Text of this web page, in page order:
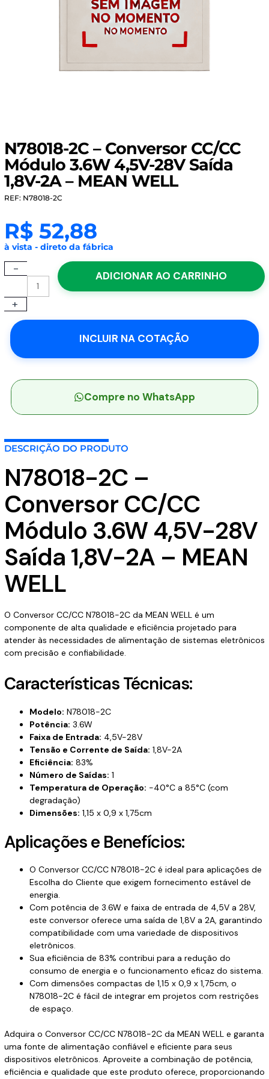
N78018-2C – Conversor CC/CC
Módulo 3.6W 4,5V-28V Saída
1,8V-2A – MEAN WELL
REF: N78018-2C
R$52,88
à vista - direto da fábrica
-
N78018-
Conversor
CC/CC
Módulo
3.6W
4,5V-
Saída
2A
MEAN
WELL
+
ADICIONAR AO CARRINHO
INCLUIR NA COTAÇÃO
Compre no WhatsApp
DESCRIÇÃO DO PRODUTO
N78018-2C –
Conversor CC/CC
Módulo 3.6W 4,5V-28V
Saída 1,8V-2A – MEAN
WELL
O Conversor CC/CC N78018-2C da MEAN WELL é um
componente de alta qualidade e eficiência projetado para
atender às necessidades de alimentação de sistemas eletrônicos
com precisão e confiabilidade.
Características Técnicas:
Modelo: N78018-2C
Potência: 3.6W
Faixa de Entrada: 4,5V-28V
Tensão e Corrente de Saída: 1,8V-2A
Eficiência: 83%
Número de Saídas: 1
Temperatura de Operação: -40°C a 85°C (com
degradação)
Dimensões: 1,15 x 0,9 x 1,75cm
Aplicações e Benefícios:
O Conversor CC/CC N78018-2C é ideal para aplicações de
Escolha do Cliente que exigem fornecimento estável de
energia.
Com potência de 3.6W e faixa de entrada de 4,5V a 28V,
este conversor oferece uma saída de 1,8V a 2A, garantindo
compatibilidade com uma variedade de dispositivos
eletrônicos.
Sua eficiência de 83% contribui para a redução do
consumo de energia e o funcionamento eficaz do sistema.
Com dimensões compactas de 1,15 x 0,9 x 1,75cm, o
N78018-2C é fácil de integrar em projetos com restrições
de espaço.
Adquira o Conversor CC/CC N78018-2C da MEAN WELL e garanta
uma fonte de alimentação confiável e eficiente para seus
dispositivos eletrônicos. Aproveite a combinação de potência,
eficiência e qualidade que este produto oferece, proporcionando